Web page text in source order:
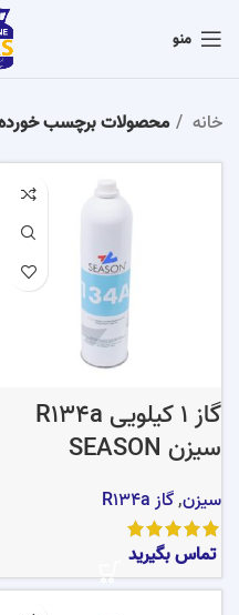
منو
خانه محصولات برچسب خورده
گاز 1 کیلویی R134a
سیزن SEASON
سیزن,گاز R134a
تماس بگیرید